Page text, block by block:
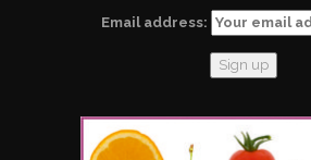
Email address: